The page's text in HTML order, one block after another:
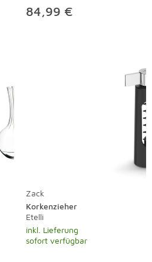
84,99 €
Zack
Korkenzieher
Etelli
inkl. Lieferung
sofort verfügbar